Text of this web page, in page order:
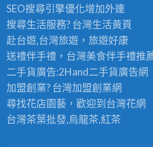
SEO搜尋引擎優化增加外連
搜尋生活服務? 台灣生活黃頁
赴台遊,台灣旅遊，旅遊好康
送禮伴手禮，台灣美食伴手禮推
二手貨廣告:2Hand二手貨廣告網
加盟創業? 台灣加盟創業網
尋找花店園藝，歡迎到 台灣花網
台灣茶葉批發,烏龍茶,紅茶